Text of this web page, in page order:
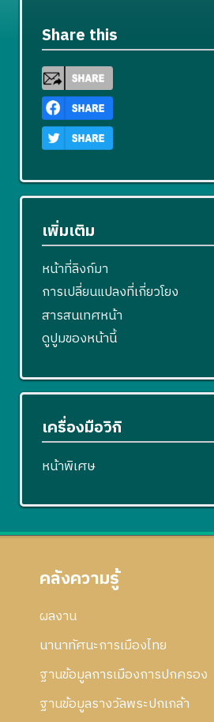
Share this
เพิ่มเติม
หน้าที่ลิงก์มา
การเปลี่ยนแปลงที่เกี่ยวโยง
สารสนเทศหน้า
ดูปูมของหน้านี้
เครื่องมือวิกิ
หน้าพิเศษ
คลังความรู้
ผลงาน
นานาทัศนะการเมืองไทย
ฐานข้อมูลการเมืองการปกครอง
ฐานข้อมูลรางวัลพระปกเกล้า